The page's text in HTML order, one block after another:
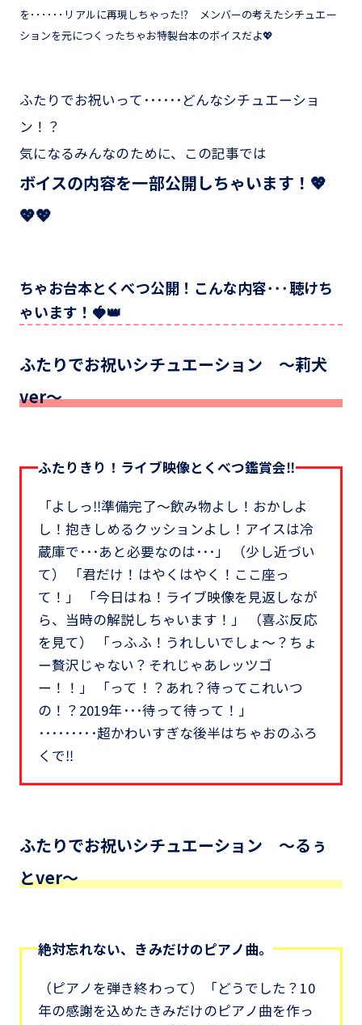
を･･････リアルに再現しちゃった⁉ メンバーの考えたシチュエー
ションを元につくったちゃお特製台本のボイスだよ💖
ふたりでお祝いって･･････どんなシチュエーショ
ン！？
気になるみんなのために、この記事では
ボイスの内容を一部公開しちゃいます！💖
💖💖
ちゃお台本とくべつ公開！こんな内容･･･聴けち
ゃいます！🍓👑
ふたりでお祝いシチュエーション ～莉犬
ver～
ふたりきり！ライブ映像とくべつ鑑賞会‼
「よしっ‼準備完了～飲み物よし！おかしよ
し！抱きしめるクッションよし！アイスは冷
蔵庫で･･･あと必要なのは･･･」 （少し近づい
て） 「君だけ！はやくはやく！ここ座っ
て！」 「今日はね！ライブ映像を見返しなが
ら、当時の解説しちゃいます！」 （喜ぶ反応
を見て） 「っふふ！うれしいでしょ～？ちょ
ー贅沢じゃない？それじゃあレッツゴ
ー！！」 「って！？あれ？待ってこれいつ
の！？2019年･･･待って待って！」
･････････超かわいすぎな後半はちゃおのふろ
くで‼
ふたりでお祝いシチュエーション ～るぅ
とver～
絶対忘れない、きみだけのピアノ曲。
（ピアノを弾き終わって）「どうでした？10
年の感謝を込めたきみだけのピアノ曲を作っ